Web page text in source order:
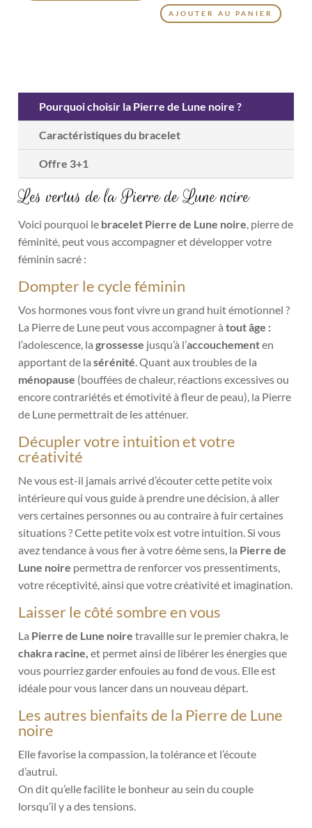
AJOUTER AU PANIER
Pourquoi choisir la Pierre de Lune noire ?
Caractéristiques du bracelet
Offre 3+1
Les vertus de la Pierre de Lune noire
Voici pourquoi le bracelet Pierre de Lune noire, pierre de
féminité, peut vous accompagner et développer votre
féminin sacré :
Dompter le cycle féminin
Vos hormones vous font vivre un grand huit émotionnel ?
La Pierre de Lune peut vous accompagner àtout âge :
l’adolescence, lagrossesse jusqu’à l’accouchementen
apportant de lasérénité. Quant aux troubles de la
ménopause (bouffées de chaleur, réactions excessives ou
encore contrariétés et émotivité à fleur de peau), la Pierre
de Lune permettrait de les atténuer.
Décupler votre intuition et votre
créativité
Ne vous est-il jamais arrivé d’écouter cette petite voix
intérieure qui vous guide à prendre une décision, à aller
vers certaines personnes ou au contraire à fuir certaines
situations ? Cette petite voix est votre intuition. Si vous
avez tendance à vous fier à votre 6ème sens, la Pierre de
Lune noire permettra de renforcer vos pressentiments,
votre réceptivité, ainsi que votre créativité et imagination.
Laisser le côté sombre en vous
La Pierre de Lune noiretravaille sur le premier chakra, le
chakra racine, et permet ainsi de libérer les énergies que
vous pourriez garder enfouies au fond de vous. Elle est
idéale pour vous lancer dans un nouveau départ.
Les autres bienfaits de la Pierre de Lune
noire
Elle favorise la compassion, la tolérance et l’écoute
d’autrui.
On dit qu’elle facilite le bonheur au sein du couple
lorsqu’il y a des tensions.